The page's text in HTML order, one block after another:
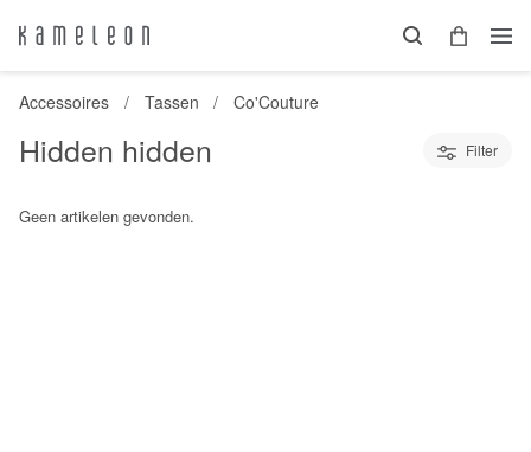
Accessoires Tassen Co'Couture
Hidden hidden Filter
Geen artikelen gevonden.